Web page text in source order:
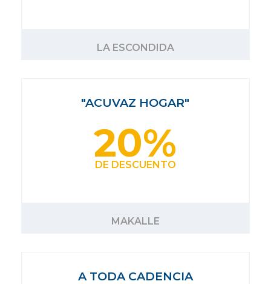
LA ESCONDIDA
"ACUVAZ HOGAR"
20%
DE DESCUENTO
MAKALLE
A TODA CADENCIA